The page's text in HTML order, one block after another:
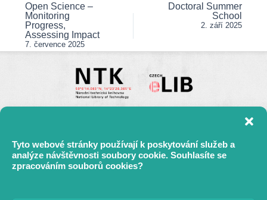
Tyto webové stránky používají k poskytování služeb a
analýze návštěvnosti soubory cookie. Souhlasíte se
zpracováním souborů cookies?
Post
navigation
Open Science –
Monitoring
Progress,
Assessing Impact
7. července 2025
Doctoral Summer
School
2. září 2025